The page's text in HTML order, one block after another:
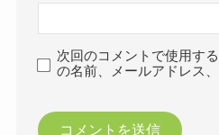
次回のコメントで使用す
の名前、メールアドレス